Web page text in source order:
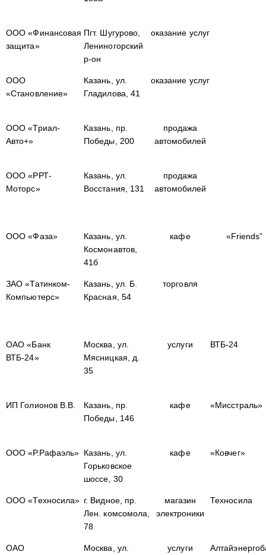
ООО «Финансовая
защита»
Пгт. Шугурово,
Лениногорский
р-он
оказание услуг
ООО
«Становление»
Казань, ул.
Гладилова, 41
оказание услуг
ООО «Триал-
Авто+»
Казань, пр.
Победы, 200
продажа
автомобилей
ООО «РРТ-
Моторс»
Казань, ул.
Восстания, 131
продажа
автомобилей
ООО «Фаза»
Казань, ул.
Космонавтов,
41б
кафе «Friends”
ЗАО «Татинком-
Компьютерс»
Казань, ул. Б.
Красная, 54
торговля
ОАО «Банк
ВТБ-24»
Москва, ул.
Мясницкая, д.
35
услуги ВТБ-24
ИП Голионов В.В.
Казань, пр.
Победы, 146
кафе «Мисстраль»
ООО «Р.Рафаэль» Казань, ул.
Горьковское
шоссе, 30
кафе «Ковчег»
ООО «Техносила» г. Видное, пр.
Лен. комсомола,
78
магазин
электроники
Техносила
ОАО
Москва, ул.
услуги